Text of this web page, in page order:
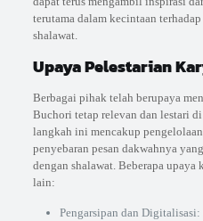
terutama dalam kecintaan
shalawat.
Upaya Pelestarian
Berbagai pihak telah berupaya
Buchori tetap relevan dan lestari
langkah ini mencakup
penyebaran pesan dakwahnya
dengan shalawat. Beberapa
lain:
Pengarsipan dan